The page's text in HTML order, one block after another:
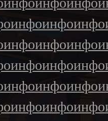
инфоинфоинфо
инфоинфоинфо
инфоинфоинфо
инфоинфоинфо
инфоинфоинфо